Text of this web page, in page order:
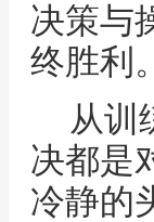
决策与
终胜利。
从训
决都是
冷静的